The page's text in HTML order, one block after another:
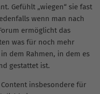
Gefühlt „wiegen“ sie fast
wenn man nach
ermöglicht das
was für noch mehr
dem Rahmen, in dem es
gestattet ist.
insbesondere für